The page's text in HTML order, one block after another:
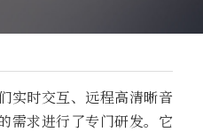
MeetBox T系列）
M800C）
实时交互、远程高清晰音
需求进行了专门研发。它